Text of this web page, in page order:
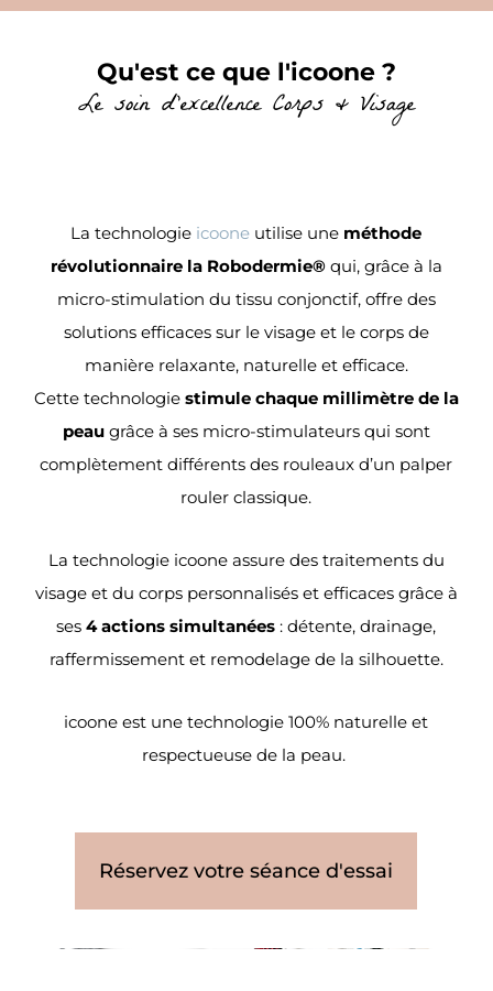
Skip
Qu'est ce que l'icoone ?
Le soin d'excellence Corps & Visage
La technologie icoone utilise une méthode
révolutionnaire la Robodermie®qui, grâce à la
micro-stimulation du tissu conjonctif, offre des
solutions efficaces sur le visage et le corps de
manière relaxante, naturelle et efficace.
Cette technologie stimule chaque millimètre de la
peaugrâce à ses micro-stimulateurs qui sont
complètement différents des rouleaux d’un palper
rouler classique.
La technologie icoone assure des traitements du
visage et du corps personnalisés et efficaces grâce à
ses4 actions simultanées : détente, drainage,
raffermissement et remodelage de la silhouette.
icoone est une technologie 100% naturelle et
respectueuse de la peau.
Réservez votre séance d'essai